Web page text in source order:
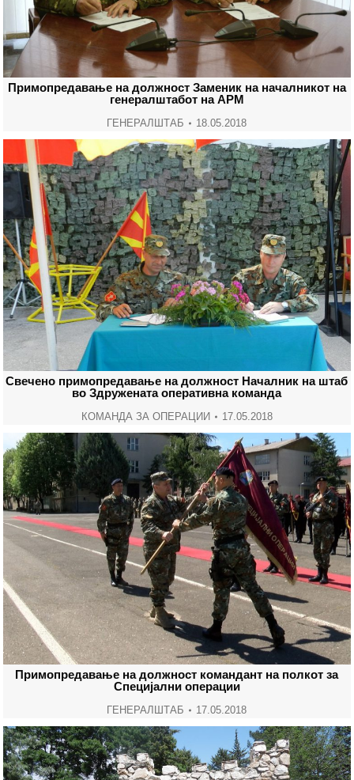
Примопредавање на должност Заменик на началникот на
генералштабот на АРМ
ГЕНЕРАЛШТАБ 18.05.2018
Свечено примопредавање на должност Началник на штаб
во Здружената оперативна команда
КОМАНДА ЗА ОПЕРАЦИИ 17.05.2018
Примопредавање на должност командант на полкот за
Специјални операции
ГЕНЕРАЛШТАБ 17.05.2018